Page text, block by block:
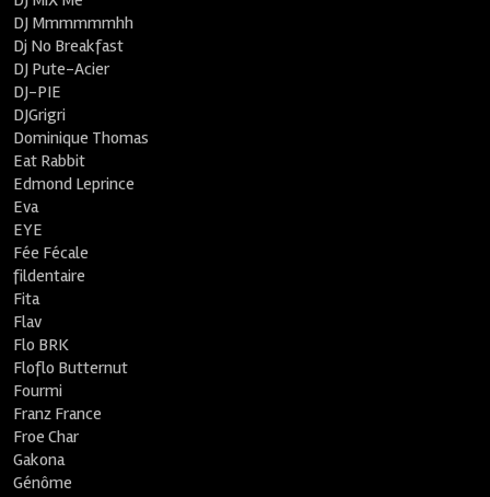
DJ Mmmmmmhh
Dj No Breakfast
DJ Pute-Acier
DJ-PIE
DJGrigri
Dominique Thomas
Eat Rabbit
Edmond Leprince
Eva
EYE
Fée Fécale
fildentaire
Fita
Flav
Flo BRK
Floflo Butternut
Fourmi
Franz France
Froe Char
Gakona
Génôme